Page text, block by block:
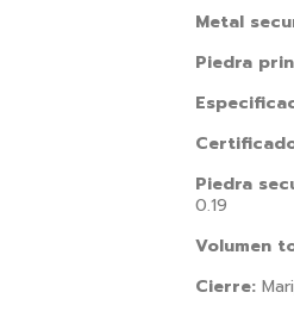
Metal
Piedra
Piedra
0.19
Volumen
Cierre: